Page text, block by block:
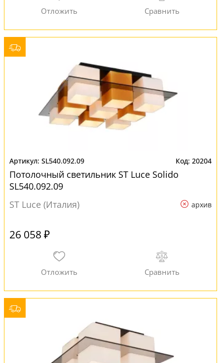
SL540.092.09 20204
Потолочный светильник ST Luce Solido
SL540.092.09
ST Luce (Италия)
архив
26 058 ₽